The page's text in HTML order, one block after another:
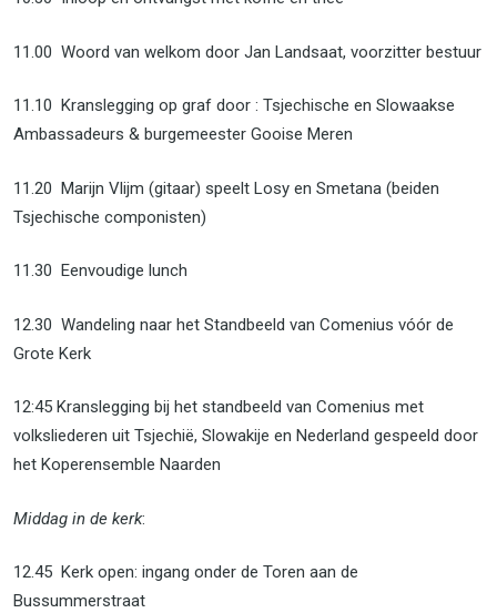
11.00 Woord van welkom door Jan Landsaat, voorzitter bestuur
11.10 Kranslegging op graf door : Tsjechische en Slowaakse
Ambassadeurs & burgemeester Gooise Meren
11.20 Marijn Vlijm (gitaar) speelt Losy en Smetana (beiden
Tsjechische componisten)
11.30 Eenvoudige lunch
12.30 Wandeling naar het Standbeeld van Comenius vóór de
Grote Kerk
12:45 Kranslegging bij het standbeeld van Comenius met
volksliederen uit Tsjechië, Slowakije en Nederland gespeeld door
het Koperensemble Naarden
Middag in de kerk:
12.45 Kerk open: ingang onder de Toren aan de
Bussummerstraat